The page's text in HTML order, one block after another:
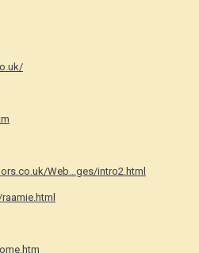
Web...ges/intro2.html